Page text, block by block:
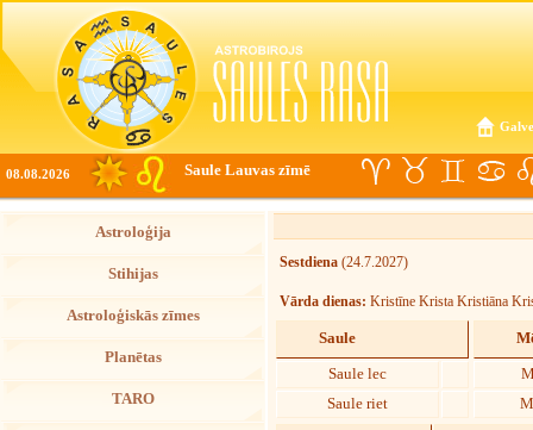
08.08.2026 Saule Lauvas zīmē
Astroloģija
Stihijas
Astroloģiskās zīmes
Planētas
TARO
Sestdiena (24.7.2027)
Vārda dienas: Kristīne Krista Kristiāna
Saule
Saule lec
Saule riet